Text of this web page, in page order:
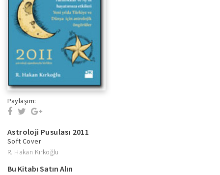
Paylaşım:
Astroloji Pusulası 2011
Soft Cover
R. Hakan Kırkoğlu
Bu Kitabı Satın Alın